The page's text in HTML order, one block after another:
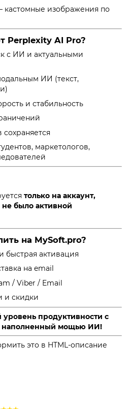
изображения по
Perplexity AI Pro?
с ИИ и актуальными
ИИ (текст,
и стабильность
маркетологов,
только на аккаунт,
было активной
на MySoft.pro?
быстрая активация
на email
/ Viber / Email
и скидки
продуктивности с
наполненный мощью ИИ!
это в HTML-описание